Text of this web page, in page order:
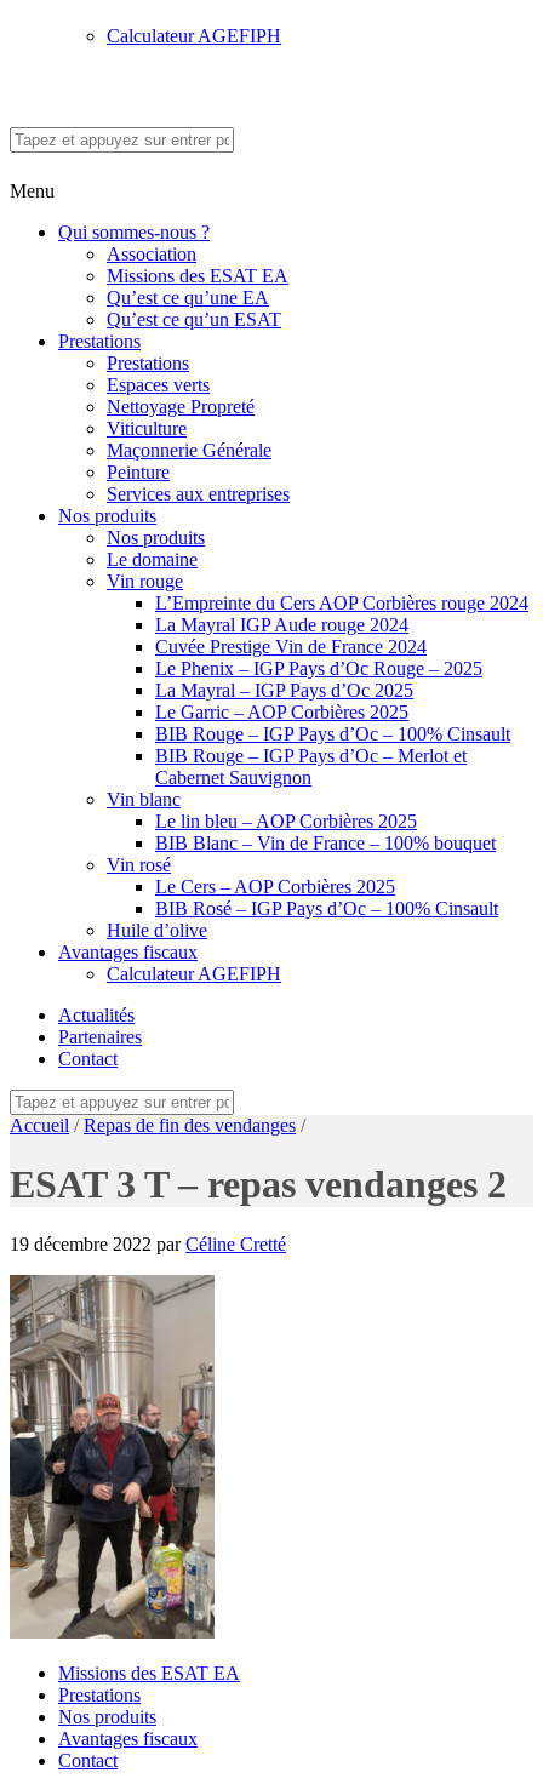
Calculateur AGEFIPH
Menu
Qui sommes-nous ?
Association
Missions des ESAT EA
Qu’est ce qu’une EA
Qu’est ce qu’un ESAT
Prestations
Prestations
Espaces verts
Nettoyage Propreté
Viticulture
Maçonnerie Générale
Peinture
Services aux entreprises
Nos produits
Nos produits
Le domaine
Vin rouge
L’Empreinte du Cers AOP Corbières rouge 2024
La Mayral IGP Aude rouge 2024
Cuvée Prestige Vin de France 2024
Le Phenix – IGP Pays d’Oc Rouge – 2025
La Mayral – IGP Pays d’Oc 2025
Le Garric – AOP Corbières 2025
BIB Rouge – IGP Pays d’Oc – 100% Cinsault
BIB Rouge – IGP Pays d’Oc – Merlot et
Cabernet Sauvignon
Vin blanc
Le lin bleu – AOP Corbières 2025
BIB Blanc – Vin de France – 100% bouquet
Vin rosé
Le Cers – AOP Corbières 2025
BIB Rosé – IGP Pays d’Oc – 100% Cinsault
Huile d’olive
Avantages fiscaux
Calculateur AGEFIPH
Actualités
Partenaires
Contact
Accueil /Repas de fin des vendanges /
ESAT 3 T – repas vendanges 2
19 décembre 2022 parCéline Cretté
Missions des ESAT EA
Prestations
Nos produits
Avantages fiscaux
Contact